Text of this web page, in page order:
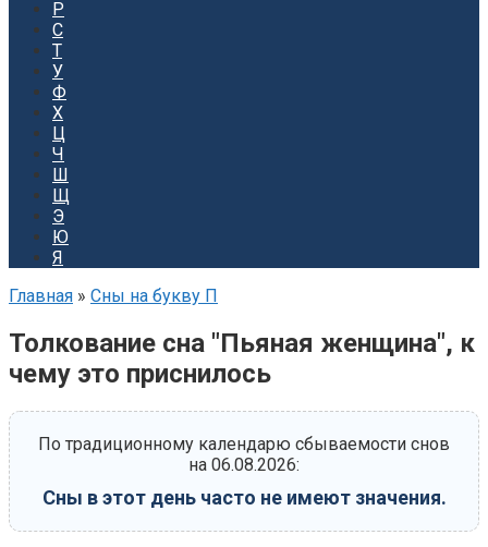
Р
С
Т
У
Ф
Х
Ц
Ч
Ш
Щ
Э
Ю
Я
Главная » Сны на букву П
Толкование сна "Пьяная женщина", к
чему это приснилось
По традиционному календарю сбываемости снов
на 06.08.2026:
Сны в этот день часто не имеют значения.